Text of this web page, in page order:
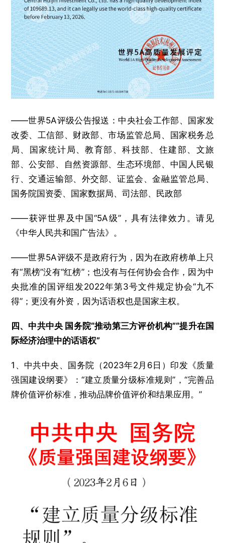
——世界5A评级公告报送：中央社会工作部、国家发
改委、工信部、财政部、市场监管总局、国家税务总
局、国家统计局、教育部、科技部、住建部、文旅
部、公安部、自然资源部、生态环境部、中国人民银
行、交通运输部、外交部、证监会、金融监管总局、
国务院国资委、国家数据局、司法部、民政部
——获评世界及中国“5A级”，具有法律效力。请见
《中华人民共和国广告法》。
——世界5A评级不是政府行为，因为在政府榜单上只
有“黑榜”没有“红榜”；也没有与任何协会合作，因为中
央批准的国评组发2022年第3号文件规定协会“九不
得”；更没有外资，因为话语权也是国家主权。
四、中共中央 国务院“推动第三方评价机构”“提升在国
际经济治理中的话语权”
1、中共中央、国务院（2023年2月6日）印发《质量
强国建设纲要》：“建立质量分级标准规则”，“完善品
牌价值评价标准，推动品牌价值评价和结果应用。”